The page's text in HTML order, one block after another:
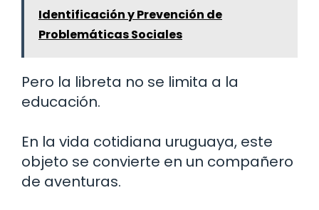
Identificación y Prevención de
Problemáticas Sociales
Pero la libreta no se limita a la
educación.
En la vida cotidiana uruguaya, este
objeto se convierte en un compañero
de aventuras.